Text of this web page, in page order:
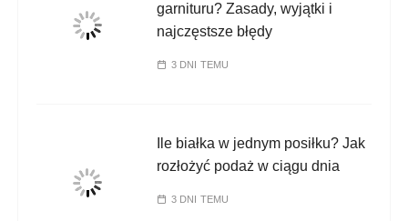
garnituru? Zasady, wyjątki i
najczęstsze błędy
3 DNI TEMU
Ile białka w jednym posiłku? Jak
rozłożyć podaż w ciągu dnia
3 DNI TEMU